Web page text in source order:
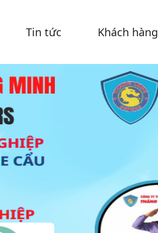
Tin tức Khách hàng